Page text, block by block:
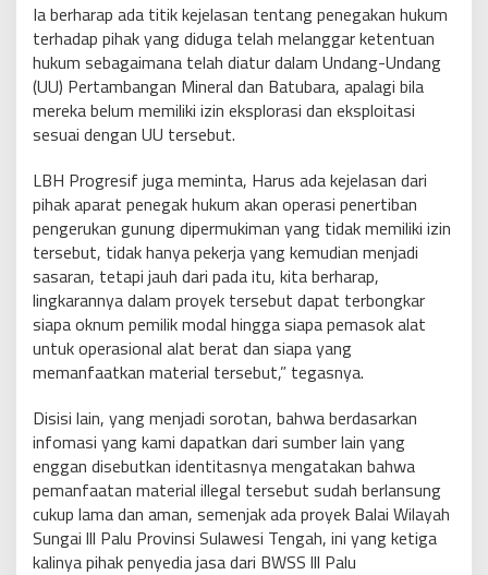
Ia berharap ada titik kejelasan tentang penegakan hukum
terhadap pihak yang diduga telah melanggar ketentuan
hukum sebagaimana telah diatur dalam Undang-Undang
(UU) Pertambangan Mineral dan Batubara, apalagi bila
mereka belum memiliki izin eksplorasi dan eksploitasi
sesuai dengan UU tersebut.
LBH Progresif juga meminta, Harus ada kejelasan dari
pihak aparat penegak hukum akan operasi penertiban
pengerukan gunung dipermukiman yang tidak memiliki izin
tersebut, tidak hanya pekerja yang kemudian menjadi
sasaran, tetapi jauh dari pada itu, kita berharap,
lingkarannya dalam proyek tersebut dapat terbongkar
siapa oknum pemilik modal hingga siapa pemasok alat
untuk operasional alat berat dan siapa yang
memanfaatkan material tersebut,” tegasnya.
Disisi lain, yang menjadi sorotan, bahwa berdasarkan
infomasi yang kami dapatkan dari sumber lain yang
enggan disebutkan identitasnya mengatakan bahwa
pemanfaatan material illegal tersebut sudah berlansung
cukup lama dan aman, semenjak ada proyek Balai Wilayah
Sungai lll Palu Provinsi Sulawesi Tengah, ini yang ketiga
kalinya pihak penyedia jasa dari BWSS lll Palu